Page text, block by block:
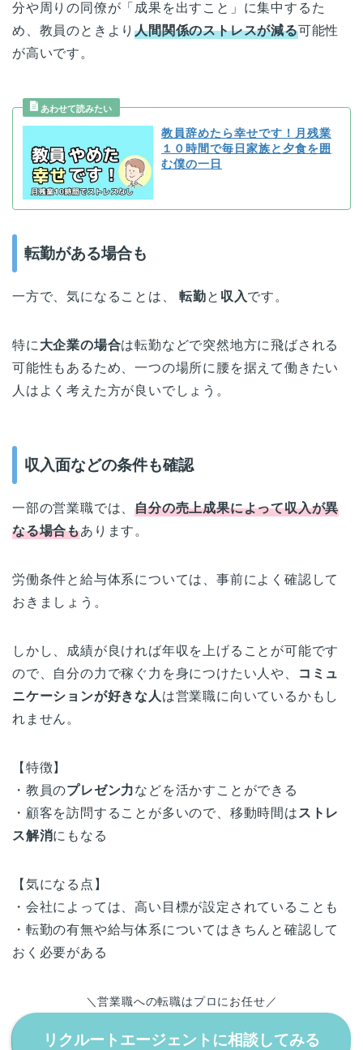
分や周りの同僚が「成果を出すこと」に集中するた
め、教員のときより人間関係のストレスが減る可能性
が高いです。
教員辞めたら幸せです！月残業
１０時間で毎日家族と夕食を囲
む僕の一日
転勤がある場合も
一方で、気になることは、転勤と 収入です。
特に 大企業の場合は転勤などで突然地方に飛ばされる
可能性もあるため、一つの場所に腰を据えて働きたい
人はよく考えた方が良いでしょう。
収入面などの条件も確認
一部の営業職では、自分の売上成果によって収入が異
なる場合もあります。
労働条件と給与体系については、事前によく確認して
おきましょう。
しかし、成績が良ければ年収を上げることが可能です
ので、自分の力で稼ぐ力を身につけたい人や、
コミュ
ニケーションが好きな人 は営業職に向いているかもし
れません。
【特徴】
・教員のプレゼン力などを活かすことができる
・顧客を訪問することが多いので、移動時間は ストレ
ス解消にもなる
【気になる点】
・会社によっては、高い目標が設定されていることも
・転勤の有無や給与体系についてはきちんと確認して
おく必要がある
＼営業職への転職はプロにお任せ／
リクルートエージェントに相談してみる